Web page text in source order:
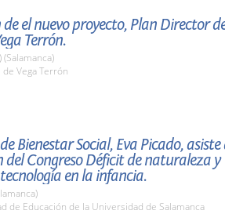
el nuevo proyecto, Plan Director
Terrón.
(Salamanca)
de Vega Terrón
Bienestar Social, Eva Picado, asiste
del Congreso Déficit de naturaleza y
en la infancia.
de Educación de la Universidad de Salamanca